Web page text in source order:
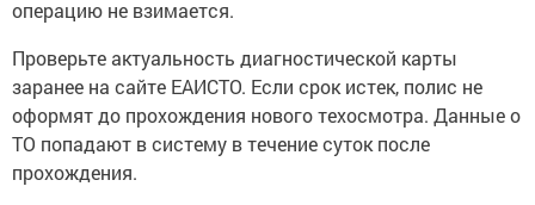
операцию не взимается.
Проверьте актуальность диагностической карты
заранее на сайте ЕАИСТО. Если срок истек, полис не
оформят до прохождения нового техосмотра. Данные о
ТО попадают в систему в течение суток после
прохождения.